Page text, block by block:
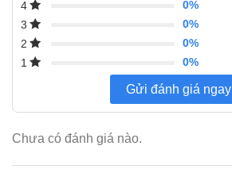
4
0%
3
0%
2
0%
1
0%
Gửi đánh giá ngay
Chưa có đánh giá nào.